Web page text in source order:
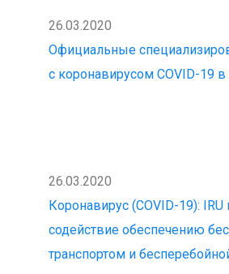
26.03.2020
Официальные
с коронавирусом COVID-19 в
26.03.2020
Коронавирус (COVID-19):
содействие обеспечению
транспортом и